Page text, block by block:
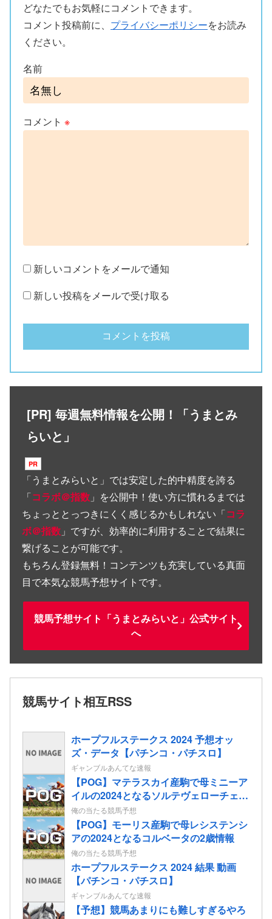
どなたでもお気軽にコメントできます。
コメント投稿前に、 プライバシーポリシーをお読み
ください。
名前
コメント ※
新しいコメントをメールで通知
新しい投稿をメールで受け取る
[PR] 毎週無料情報を公開！「うまとみ
らいと」
「うまとみらいと 」では安定した的中精度を誇る
「コラボ＠指数 」を公開中！使い方に慣れるまでは
ちょっととっつきにくく感じるかもしれない「コラ
ボ＠指数 」ですが、効率的に利用することで結果に
繋げることが可能です。
もちろん登録無料！コンテンツも充実している真面
目で本気な競馬予想サイトです。
競馬予想サイト「うまとみらいと」公式サイト
へ
競馬サイト相互RSS
ホープフルステークス 2024 予想オッ
ズ・データ【パチンコ・パチスロ】
ギャンブルあんてな速報
【POG】マテラスカイ産駒で母ミニーア
イルの2024となるソルテヴェローチェの
2歳情報
俺の当たる競馬予想
【POG】モーリス産駒で母レシステンシ
アの2024となるコルベータの2歳情報
俺の当たる競馬予想
ホープフルステークス 2024 結果 動画
【パチンコ・パチスロ】
ギャンブルあんてな速報
【予想】競馬あまりにも難しすぎるやろ